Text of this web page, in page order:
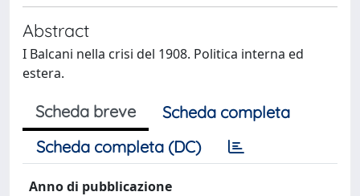
Abstract
I Balcani nella crisi del 1908. Politica interna ed
estera.
Scheda breve
Scheda completa
Scheda completa (DC)
Anno di pubblicazione